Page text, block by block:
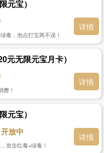
元宝）
详情
毒，泡点打宝两不误！
元无限元宝月卡）
详情
费！
元宝）
开放中 详情
攻击红毒+绿毒！